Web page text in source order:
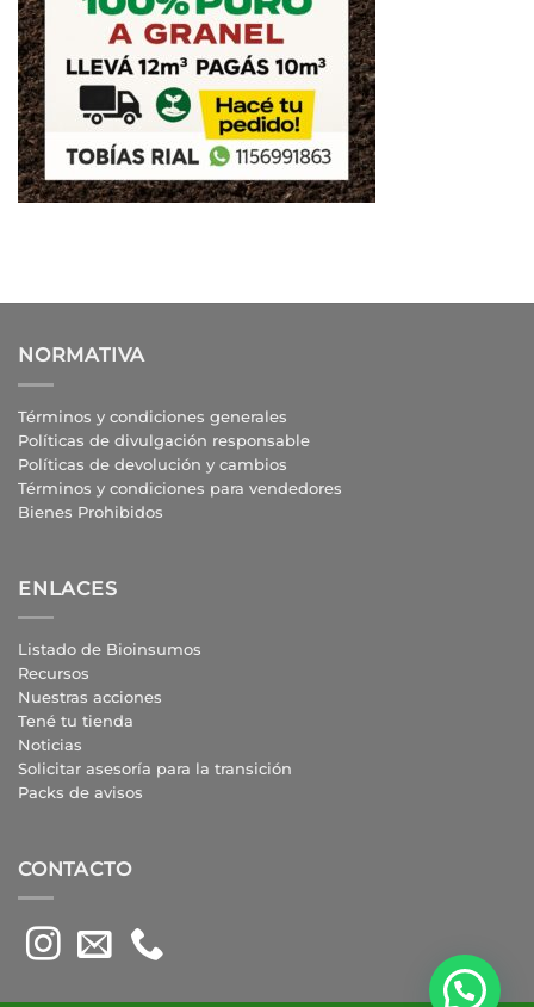
NORMATIVA
Términos y condiciones generales
Políticas de divulgación responsable
Políticas de devolución y cambios
Términos y condiciones para vendedores
Bienes Prohibidos
ENLACES
Listado de Bioinsumos
Recursos
Nuestras acciones
Tené tu tienda
Noticias
Solicitar asesoría para la transición
Packs de avisos
CONTACTO